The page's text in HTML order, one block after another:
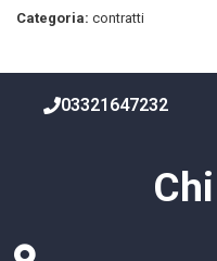
Categoria: contratti
03321647232